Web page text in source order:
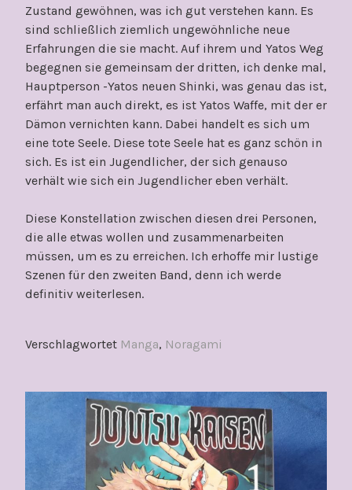
Zustand gewöhnen, was ich gut verstehen kann. Es
sind schließlich ziemlich ungewöhnliche neue
Erfahrungen die sie macht. Auf ihrem und Yatos Weg
begegnen sie gemeinsam der dritten, ich denke mal,
Hauptperson -Yatos neuen Shinki, was genau das ist,
erfährt man auch direkt, es ist Yatos Waffe, mit der er
Dämon vernichten kann. Dabei handelt es sich um
eine tote Seele. Diese tote Seele hat es ganz schön in
sich. Es ist ein Jugendlicher, der sich genauso
verhält wie sich ein Jugendlicher eben verhält.
Diese Konstellation zwischen diesen drei Personen,
die alle etwas wollen und zusammenarbeiten
müssen, um es zu erreichen. Ich erhoffe mir lustige
Szenen für den zweiten Band, denn ich werde
definitiv weiterlesen.
Verschlagwortet Manga, Noragami